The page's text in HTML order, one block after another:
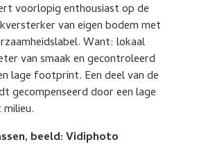
voorlopig enthousiast op de
van eigen bodem met
Want: lokaal
van smaak en gecontroleerd
lage footprint. Een deel van de
gecompenseerd door een lage
beeld: Vidiphoto